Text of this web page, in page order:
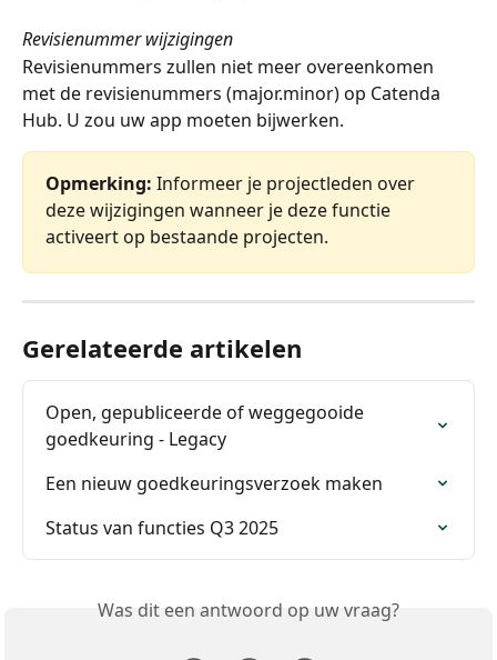
Revisienummer wijzigingen
Revisienummers zullen niet meer overeenkomen
met de revisienummers (major.minor) op Catenda
Hub. U zou uw app moeten bijwerken.
Opmerking: Informeer je projectleden over
deze wijzigingen wanneer je deze functie
activeert op bestaande projecten.
Gerelateerde artikelen
Open, gepubliceerde of weggegooide
goedkeuring - Legacy
Een nieuw goedkeuringsverzoek maken
Status van functies Q3 2025
Was dit een antwoord op uw vraag?